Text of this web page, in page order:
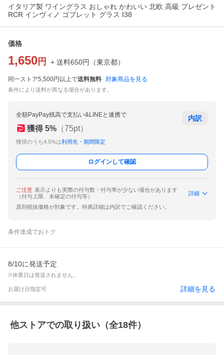
イタリア製 ワイングラス おしゃれ かわいい 北欧 高級 プレゼント
RCR インヴィノ ゴブレット グラス I38
価格
1,650 円 + 送料650円 （東京都）
同一ストア5,500円以上で送料無料 対象商品を見る
条件により送料が異なる場合があります。
全額PayPay残高で支払い&LINEと連携で
獲得 5% （75pt）
獲得のうち4.5%は利用先・期間限定
内訳
ログインして確認
ご注意 表示よりも実際の付与数・付与率が少ない場合があります
（付与上限、未確定の付与等）
詳細
原則税抜価格が対象です。特典詳細は内訳でご確認ください。
条件達成でおトク
8/10に発送予定
※休業日は発送されません。
お届け日指定可 詳細を見る
他ストアでの取り扱い（全18件）